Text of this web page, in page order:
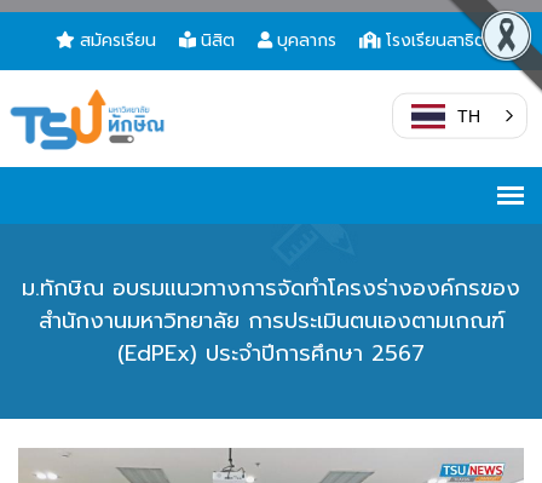
สมัครเรียน นิสิต บุคลากร โรงเรียนสาธิต
TH
ม.ทักษิณ อบรมแนวทางการจัดทำโครงร่างองค์กรของ
สำนักงานมหาวิทยาลัย การประเมินตนเองตามเกณฑ์
(EdPEx) ประจำปีการศึกษา 2567